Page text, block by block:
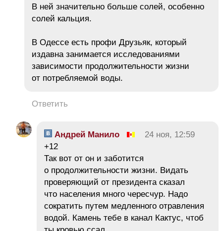
В ней значительно больше солей, особенно
солей кальция.
В Одессе есть профи Друзьяк, который
издавна занимается исследованиями
зависимости продолжительности жизни
от потребляемой воды.
Ответить
Андрей Манило
24 ноя, 12:59
+12
Так вот от он и заботится
о продолжительности жизни. Видать
проверяющий от президента сказал
что населения много чересчур. Надо
сократить путем медленного отравления
водой. Камень тебе в канал Кактус, чтоб